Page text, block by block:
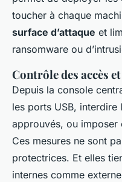
toucher à chaque
surface d’attaque et
ransomware ou
Contrôle des accès
Depuis la console
les ports USB, interdire
approuvés, ou
Ces mesures ne sont
protectrices. Et elles
internes comme